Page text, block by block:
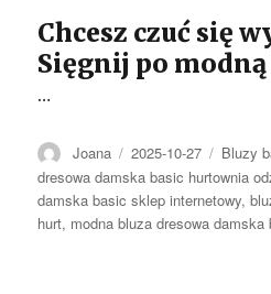
Chcesz czuć się
Sięgnij po
…
Autor
Joana Opublikowano
2025-10-27 Bluzy
dresowa damska basic hurtownia
damska basic sklep internetowy,
hurt, modna bluza dresowa damska